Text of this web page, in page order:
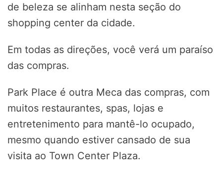
de beleza se alinham nesta seção do
shopping center da cidade.
Em todas as direções, você verá um paraíso
das compras.
Park Place é outra Meca das compras, com
muitos restaurantes, spas, lojas e
entretenimento para mantê-lo ocupado,
mesmo quando estiver cansado de sua
visita ao Town Center Plaza.